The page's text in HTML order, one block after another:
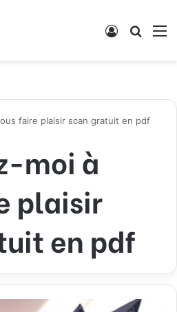
Log
faire plaisir scan gratuit en pdf
moi à
plaisir
en pdf